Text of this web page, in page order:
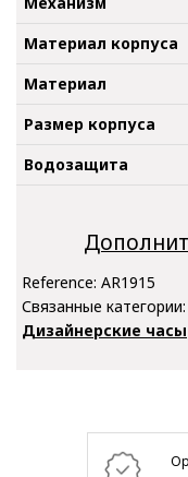
Материал корпуса
Материал
Размер корпуса
Водозащита
Reference: AR1915
Связанные категории:
Дизайнерские часы